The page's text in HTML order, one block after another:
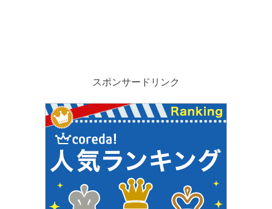
スポンサードリンク